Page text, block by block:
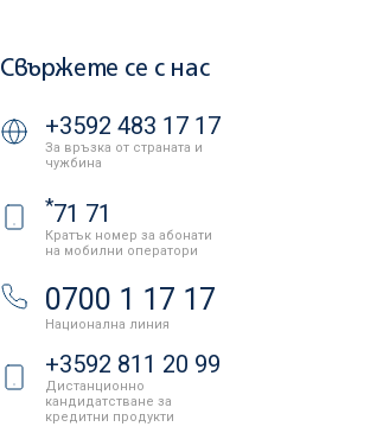
Свържете се с нас
+3592 483 17 17
За връзка от страната и
чужбина
*71 71
Кратък номер за абонати
на мобилни оператори
0700 1 17 17
Национална линия
+3592 811 20 99
Дистанционно
кандидатстване за
кредитни продукти